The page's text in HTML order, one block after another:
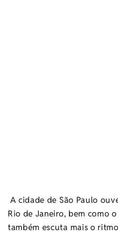
A cidade de São Paulo
Rio de Janeiro, bem como
também escuta mais o